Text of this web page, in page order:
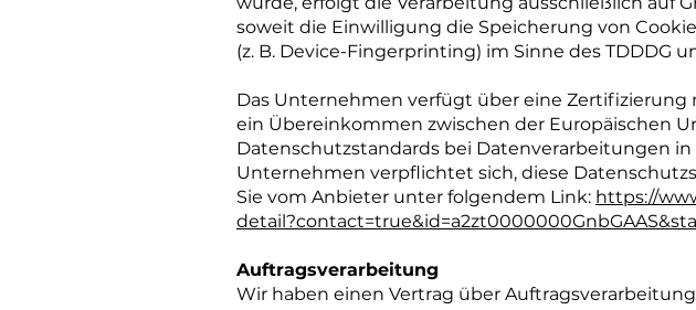
soweit die Einwilligung die Speicherung von
(z. B. Device-Fingerprinting) im Sinne des TDDDG
Das Unternehmen verfügt über eine Zertifizierung
ein Übereinkommen zwischen der Europäischen
Datenschutzstandards bei Datenverarbeitungen
Unternehmen verpflichtet sich, diese
Sie vom Anbieter unter folgendem Link: https://
Auftragsverarbeitung
Wir haben einen Vertrag über